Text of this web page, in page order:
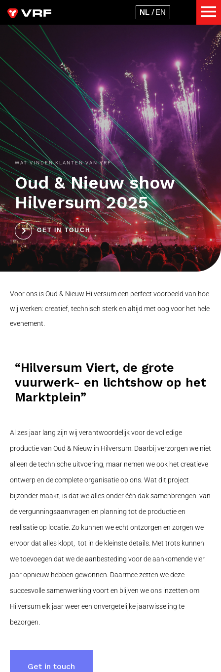
WAT VINDEN KLANTEN VAN VRF
Oud & Nieuw show
Hilversum 2025
GET IN TOUCH
Voor ons is Oud & Nieuw Hilversum een perfect voorbeeld van hoe
wij werken: creatief, technisch sterk en altijd met oog voor het hele
evenement.
“Hilversum Viert, de grote
vuurwerk- en lichtshow op het
Marktplein”
Al zes jaar lang zijn wij verantwoordelijk voor de volledige
productie van Oud & Nieuw in Hilversum. Daarbij verzorgen we niet
alleen de technische uitvoering, maar nemen we ook het creatieve
ontwerp en de complete organisatie op ons. Wat dit project
bijzonder maakt, is dat we alles onder één dak samenbrengen: van
de vergunningsaanvragen en planning tot de productie en
realisatie op locatie. Zo kunnen we echt ontzorgen en zorgen we
ervoor dat alles klopt, tot in de kleinste details. Met trots kunnen
we toevoegen dat we de aanbesteding voor de aankomende vier
jaar opnieuw hebben gewonnen. Daarmee zetten we deze
succesvolle samenwerking voort en blijven we ons inzetten om
Hilversum elk jaar weer een onvergetelijke jaarwisseling te
bezorgen.
Get in touch